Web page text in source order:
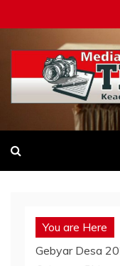
to
content
Tipikor-ri-
Keadilan Itu Wajib
You are Here
Gebyar Desa